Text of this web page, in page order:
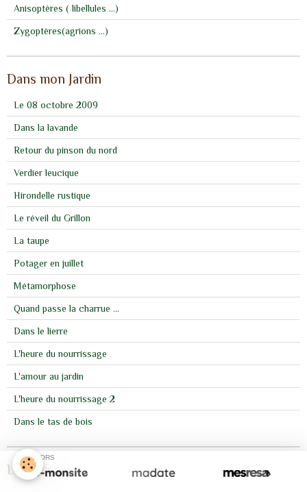
Anisoptères ( libellules ...)
Zygoptères(agrions ...)
Dans mon Jardin
Le 08 octobre 2009
Dans la lavande
Retour du pinson du nord
Verdier leucique
Hirondelle rustique
Le réveil du Grillon
La taupe
Potager en juillet
Métamorphose
Quand passe la charrue ...
Dans le lierre
L'heure du nourrissage
L'amour au jardin
L'heure du nourrissage 2
Dans le tas de bois
Les Pics
SPONSORS